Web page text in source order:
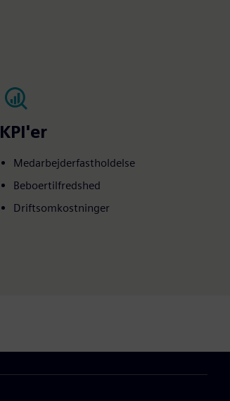
KPI'er
Medarbejderfastholdelse
Beboertilfredshed
Driftsomkostninger